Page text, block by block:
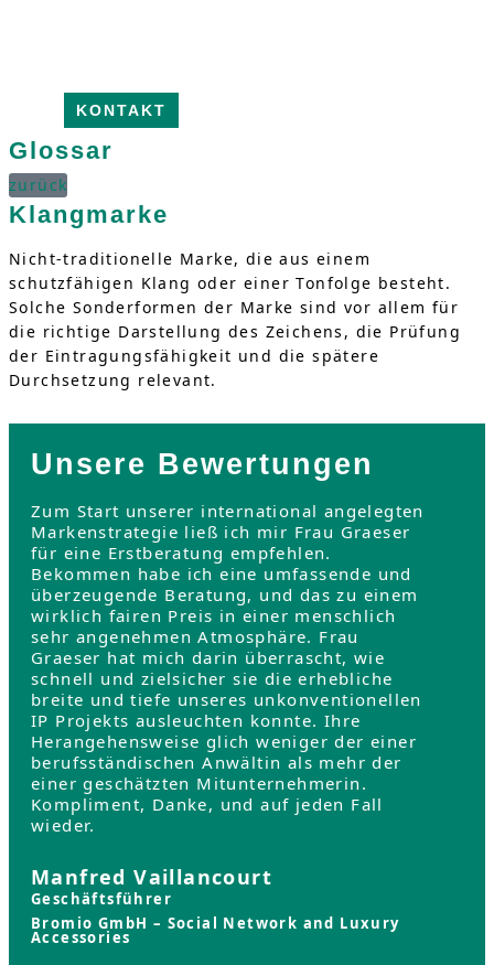
KONTAKT
Glossar
zurück
Klangmarke
Nicht-traditionelle Marke, die aus einem
schutzfähigen Klang oder einer Tonfolge besteht.
Solche Sonderformen der Marke sind vor allem für
die richtige Darstellung des Zeichens, die Prüfung
der Eintragungsfähigkeit und die spätere
Durchsetzung relevant.
Unsere Bewertungen
Zum Start unserer international angelegten
Markenstrategie ließ ich mir Frau Graeser
für eine Erstberatung empfehlen.
Bekommen habe ich eine umfassende und
überzeugende Beratung, und das zu einem
wirklich fairen Preis in einer menschlich
sehr angenehmen Atmosphäre. Frau
Graeser hat mich darin überrascht, wie
schnell und zielsicher sie die erhebliche
breite und tiefe unseres unkonventionellen
IP Projekts ausleuchten konnte. Ihre
Herangehensweise glich weniger der einer
berufsständischen Anwältin als mehr der
einer geschätzten Mitunternehmerin.
Kompliment, Danke, und auf jeden Fall
wieder.
Manfred Vaillancourt
Geschäftsführer
Bromio GmbH – Social Network and Luxury
Accessories